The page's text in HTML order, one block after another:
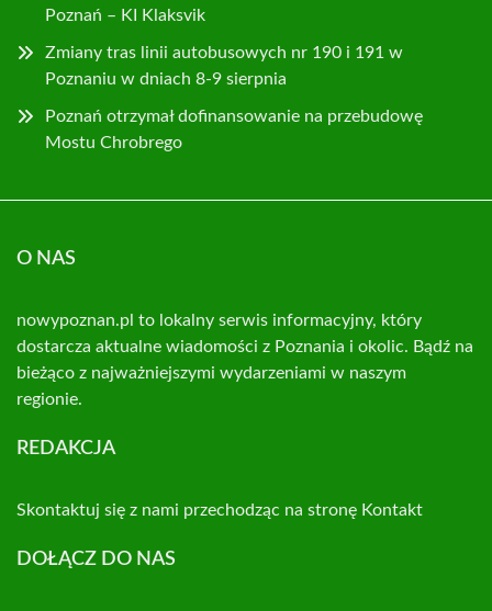
Poznań – KI Klaksvik
Zmiany tras linii autobusowych nr 190 i 191 w
Poznaniu w dniach 8-9 sierpnia
Poznań otrzymał dofinansowanie na przebudowę
Mostu Chrobrego
O NAS
nowypoznan.pl to lokalny serwis informacyjny, który
dostarcza aktualne wiadomości z Poznania i okolic. Bądź na
bieżąco z najważniejszymi wydarzeniami w naszym
regionie.
REDAKCJA
Skontaktuj się z nami przechodząc na stronę Kontakt
DOŁĄCZ DO NAS